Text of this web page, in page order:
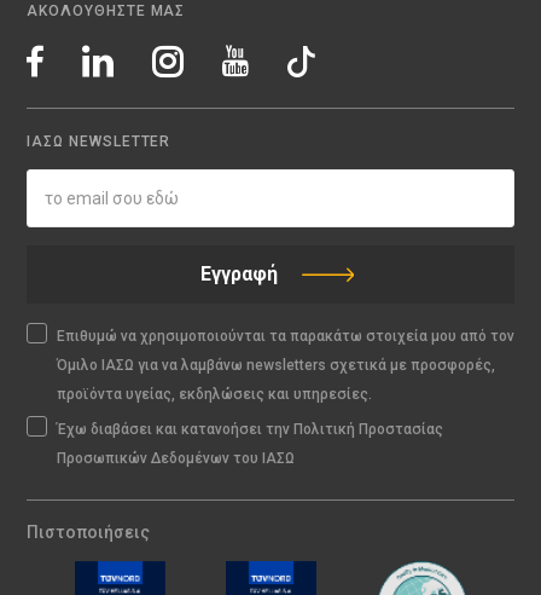
ΑΚΟΛΟΥΘΗΣΤΕ ΜΑΣ
ΙΑΣΩ NEWSLETTER
Εγγραφή
Επιθυμώ να χρησιμοποιούνται τα παρακάτω στοιχεία μου από τον
Όμιλο ΙΑΣΩ για να λαμβάνω newsletters σχετικά με προσφορές,
προϊόντα υγείας, εκδηλώσεις και υπηρεσίες.
Έχω διαβάσει και κατανοήσει την Πολιτική Προστασίας
Προσωπικών Δεδομένων του ΙΑΣΩ
Πιστοποιήσεις